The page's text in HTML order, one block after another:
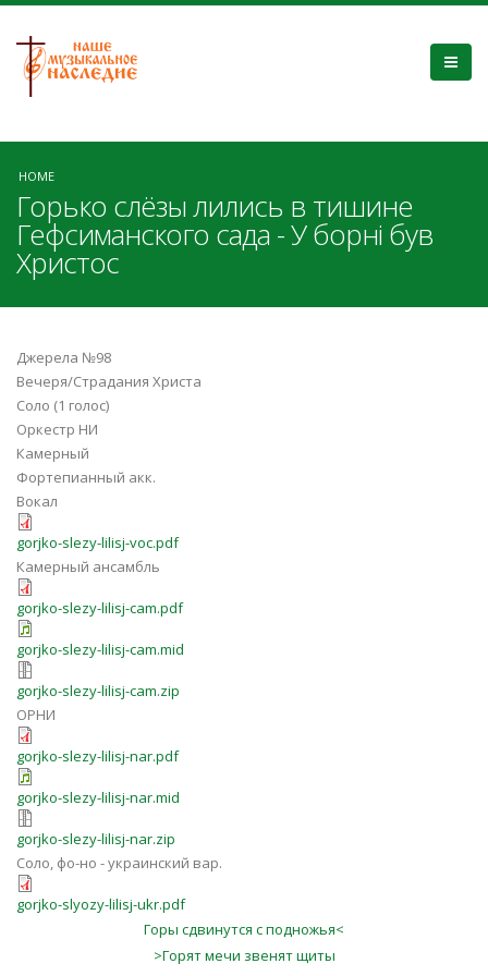
HOME
Горько слёзы лились в тишине
Гефсиманского сада - У борні був
Христос
Джерела №98
Вечеря/Страдания Христа
Соло (1 голос)
Оркестр НИ
Камерный
Фортепианный акк.
Вокал
gorjko-slezy-lilisj-voc.pdf
Камерный ансамбль
gorjko-slezy-lilisj-cam.pdf
gorjko-slezy-lilisj-cam.mid
gorjko-slezy-lilisj-cam.zip
ОРНИ
gorjko-slezy-lilisj-nar.pdf
gorjko-slezy-lilisj-nar.mid
gorjko-slezy-lilisj-nar.zip
Соло, фо-но - украинский вар.
gorjko-slyozy-lilisj-ukr.pdf
Горы сдвинутся с подножья<
>Горят мечи звенят щиты